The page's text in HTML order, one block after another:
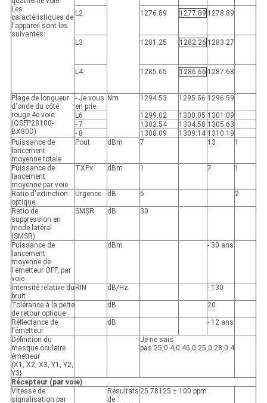
Les
caractéristiques de
l'appareil sont les
suivantes:
L2 1276.89 1277.89 1278.89
L3 1281.25 1282.26 1283.27
L4 1285.65 1286.66 1287.68
Plage de longueur
d'onde du côté
rouge 4e voie
(QSFP28100-
BX80D)
- Je vous
en prie.
Nm 1294.53 1295.56 1296.59
L6 1299.02 1300.05 1301.09
- 7
1303.54 1304.58 1305.63
- 8
1308.09 1309.14 1310.19
Puissance de
lancement
moyenne totale
Pout dBm 7 13 1
Puissance de
lancement
moyenne par voie
TXPx dBm 1 7 1
Ratio d'extinction
optique
Urgence dB 6 2
Ratio de
suppression en
mode latéral
(SMSR)
SMSR dB 30
Puissance de
lancement
moyenne de
l'émetteur OFF, par
voie
dBm - 30 ans
Intensité relative du
bruit
RIN dB/Hz - 130
Tolérance à la perte
de retour optique
dB 20
Réflectance de
l'émetteur
dB - 12 ans
Définition du
masque oculaire
émetteur
{X1, X2, X3, Y1, Y2,
Y3}
Je ne sais
pas.25,0.4,0.45,0.25,0.28,0.4
Récepteur (par voie)
Vitesse de
signalisation par
Résultats
de
25.78125 ± 100 ppm